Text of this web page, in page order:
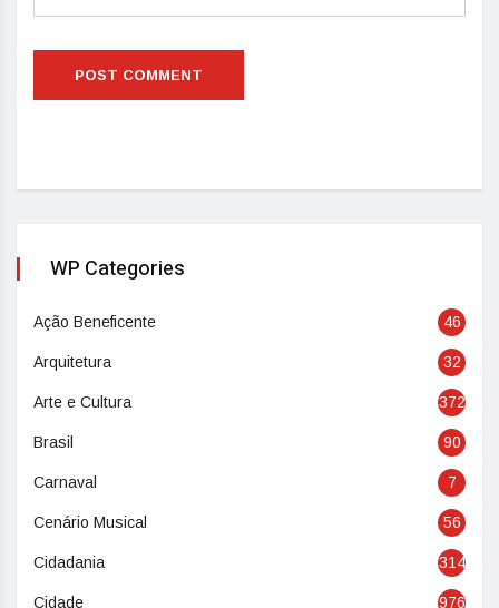
WP Categories
Ação Beneficente 46
Arquitetura 32
Arte e Cultura 372
Brasil 90
Carnaval 7
Cenário Musical 56
Cidadania 314
Cidade 976